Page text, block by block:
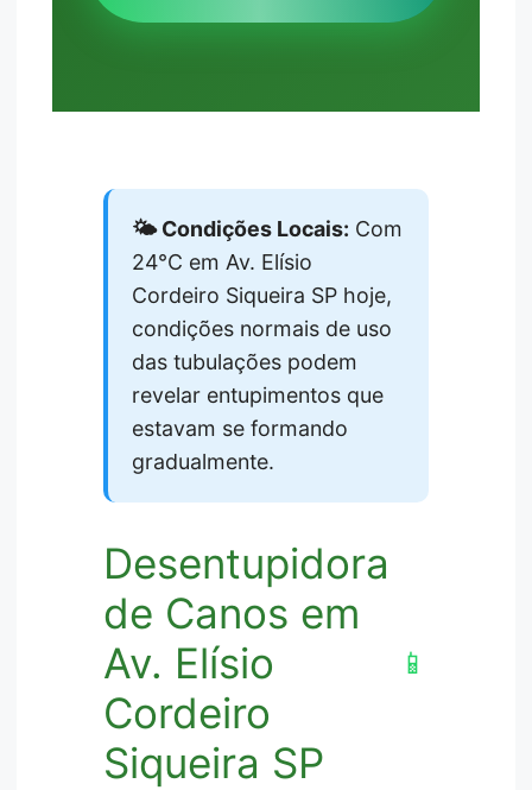
🌤️ Condições Locais: Com
24°C em Av. Elísio
Cordeiro Siqueira SP hoje,
condições normais de uso
das tubulações podem
revelar entupimentos que
estavam se formando
gradualmente.
Desentupidora
de Canos em
Av. Elísio
Cordeiro
Siqueira SP
📱